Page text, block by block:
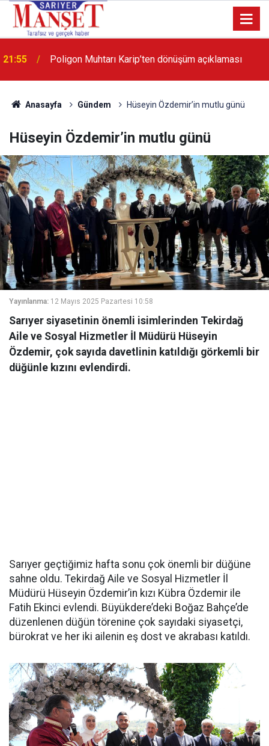
13:36 'Poligon'da İstanbul'a örnek proje gerçekleştirilecek'
Anasayfa Gündem Hüseyin Özdemir’in mutlu günü
Hüseyin Özdemir’in mutlu günü
Yayınlanma: 12 Mayıs 2025 Pazartesi 10:58
Sarıyer siyasetinin önemli isimlerinden Tekirdağ
Aile ve Sosyal Hizmetler İl Müdürü Hüseyin
Özdemir, çok sayıda davetlinin katıldığı görkemli bir
düğünle kızını evlendirdi.
Sarıyer geçtiğimiz hafta sonu çok önemli bir düğüne
sahne oldu. Tekirdağ Aile ve Sosyal Hizmetler İl
Müdürü Hüseyin Özdemir’in kızı Kübra Özdemir ile
Fatih Ekinci evlendi. Büyükdere’deki Boğaz Bahçe’de
düzenlenen düğün törenine çok sayıdaki siyasetçi,
bürokrat ve her iki ailenin eş dost ve akrabası katıldı.